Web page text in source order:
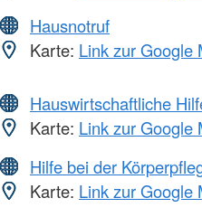
Hausnotruf
Karte: Link zur Google
Hauswirtschaftliche
Karte: Link zur Google
Hilfe bei der
Karte: Link zur Google